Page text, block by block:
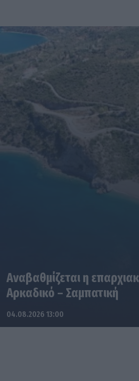
Αναβαθμίζεται η
Αρκαδικό – Σαμπατική
04.08.2026 13:00